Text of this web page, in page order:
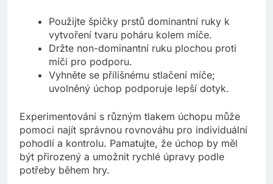
Použijte špičky prstů dominantní ruky k
vytvoření tvaru poháru kolem míče.
Držte non-dominantní ruku plochou proti
míči pro podporu.
Vyhněte se přílišnému stlačení míče;
uvolněný úchop podporuje lepší dotyk.
Experimentování s různým tlakem úchopu může
pomoci najít správnou rovnováhu pro individuální
pohodlí a kontrolu. Pamatujte, že úchop by měl
být přirozený a umožnit rychlé úpravy podle
potřeby během hry.